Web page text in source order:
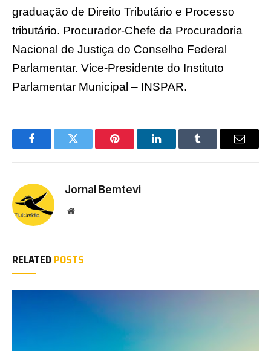
graduação de Direito Tributário e Processo
tributário. Procurador-Chefe da Procuradoria
Nacional de Justiça do Conselho Federal
Parlamentar. Vice-Presidente do Instituto
Parlamentar Municipal – INSPAR.
FacebookTwitter Pinterest LinkedInTumblr Email
Jornal Bemtevi
Website
RELATED POSTS